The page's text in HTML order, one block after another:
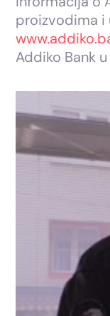
proizvodima i
Addiko Bank u